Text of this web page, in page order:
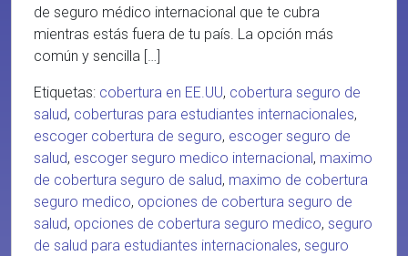
de seguro médico internacional que te cubra
mientras estás fuera de tu país. La opción más
común y sencilla […]
Etiquetas: cobertura en EE.UU, cobertura seguro de
salud, coberturas para estudiantes internacionales,
escoger cobertura de seguro, escoger seguro de
salud, escoger seguro medico internacional, maximo
de cobertura seguro de salud, maximo de cobertura
seguro medico, opciones de cobertura seguro de
salud, opciones de cobertura seguro medico, seguro
de salud para estudiantes internacionales, seguro